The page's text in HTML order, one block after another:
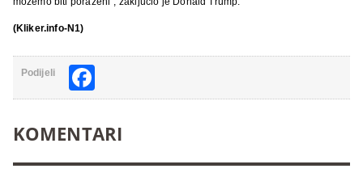
(Kliker.info-N1)
Podijeli
KOMENTARI